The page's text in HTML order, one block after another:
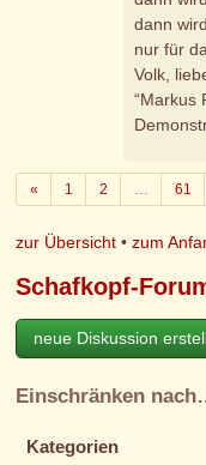
dann
nur für
Volk,
“Markus
«Zurück
1 2 … 61
zur Übersicht •zum
Schafkopf-
neue Diskussion
Einschränken
Kategorien